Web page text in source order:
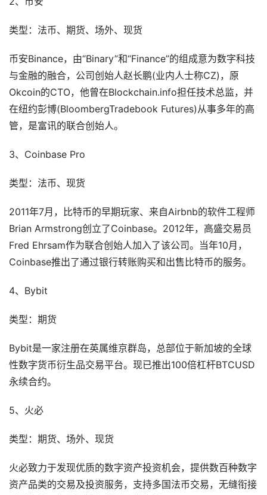
类型：法币、期货、场外、现货
币安Binance，由“Binary”和“Finance”的组成意为数字科技
与金融的融合，公司创始人赵长鹏(业内人士称CZ)，原
Okcoin的CTO，他曾在Blockchain.info担任技术总监，并
在纽约彭博(BloombergTradebook Futures)从事多年的高
管，是富讯的联合创始人。
3、Coinbase Pro
类型：法币、现货
2011年7月，比特币的早期玩家、来自Airbnb的软件工程师
Brian Armstrong创立了Coinbase。2012年，高盛交易员
Fred Ehrsam作为联合创始人加入了该公司。当年10月，
Coinbase推出了通过银行转账购买和出售比特币的服务。
4、Bybit
类型：期货
Bybit是一家注册在英属维京群岛，总部位于新加坡的全球
性数字货币衍生品交易平台。现已推出100倍杠杆BTCUSD
永续合约。
5、火必
类型：期货、场外、现货
火必致力于发现优质的数字资产投资机会，提供数百种数字
资产品类的交易及投资服务，支持多国法币交易，无缝衔接